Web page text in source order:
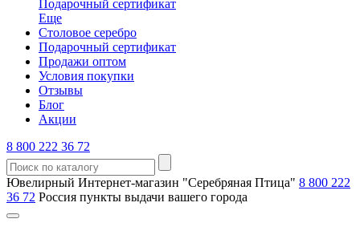
Подарочный сертификат
Еще
Столовое серебро
Подарочный сертификат
Продажи оптом
Условия покупки
Отзывы
Блог
Акции
8 800 222 36 72
Ювелирный Интернет-магазин "Серебряная Птица" 8 800 222
36 72 Россия пункты выдачи вашего города